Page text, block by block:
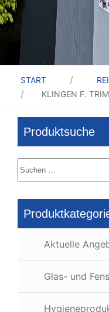
START
KLINGEN F.
Produktsuche
Suchen
nach:
Aktuelle
Glas- und